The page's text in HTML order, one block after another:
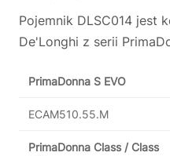
Pojemnik DLSC014 jest
De'Longhi z serii
PrimaDonna S EVO
ECAM510.55.M
PrimaDonna Class / Class